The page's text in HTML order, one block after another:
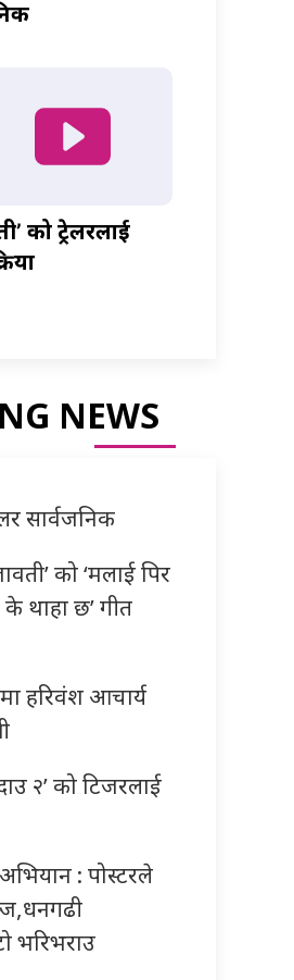
को ट्रेलरलाई
NEWS
सार्वजनिक
को ‘मलाई पिर
थाहा छ’ गीत
हरिवंश आचार्य
२’ को टिजरलाई
: पोस्टरले
भरिभराउ